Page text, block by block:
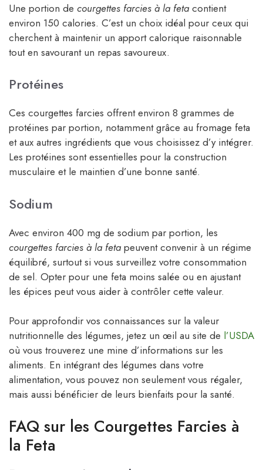
Une portion de courgettes farcies à la feta contient
environ 150 calories. C’est un choix idéal pour ceux qui
cherchent à maintenir un apport calorique raisonnable
tout en savourant un repas savoureux.
Protéines
Ces courgettes farcies offrent environ 8 grammes de
protéines par portion, notamment grâce au fromage feta
et aux autres ingrédients que vous choisissez d’y intégrer.
Les protéines sont essentielles pour la construction
musculaire et le maintien d’une bonne santé.
Sodium
Avec environ 400 mg de sodium par portion, les
courgettes farcies à la feta peuvent convenir à un régime
équilibré, surtout si vous surveillez votre consommation
de sel. Opter pour une feta moins salée ou en ajustant
les épices peut vous aider à contrôler cette valeur.
Pour approfondir vos connaissances sur la valeur
nutritionnelle des légumes, jetez un œil au site de l’USDA
où vous trouverez une mine d’informations sur les
aliments. En intégrant des légumes dans votre
alimentation, vous pouvez non seulement vous régaler,
mais aussi bénéficier de leurs bienfaits pour la santé.
FAQ sur les Courgettes Farcies à
la Feta